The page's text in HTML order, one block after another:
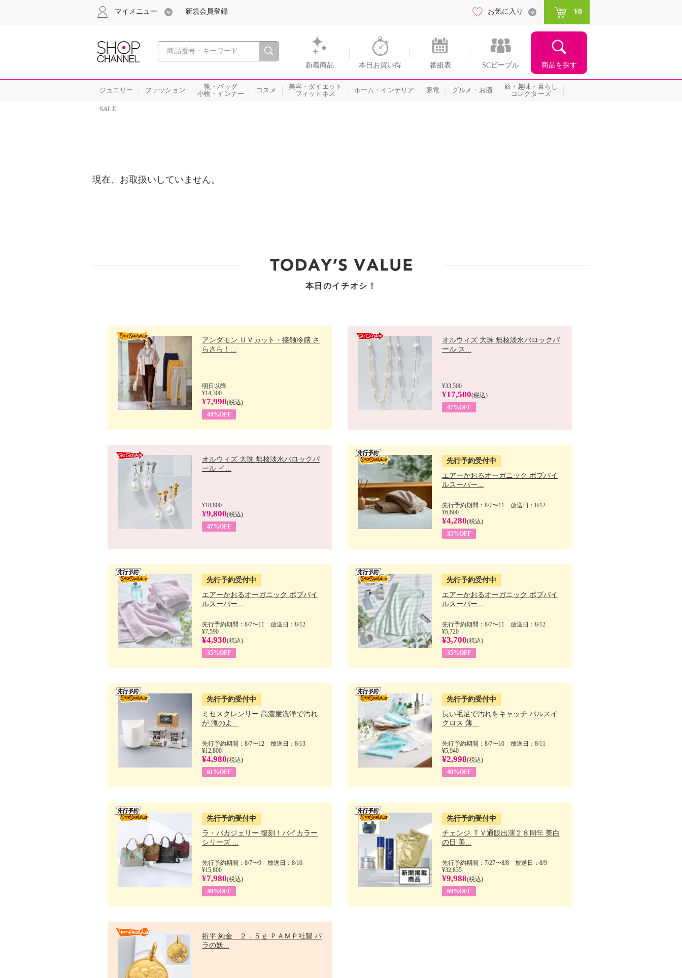
心おどる、瞬間を。通販・テレビショッピングのショップチャンネル
新着商品 本日お買い得 番組表 SCピープル 商品を探す
マイメニュー 新規会員登録 お気に入り ¥0
ジュエリー ファッション
靴・バッグ
小物・インナー
コスメ
美容・ダイエット
フィットネス
ホーム・インテリア 家電 グルメ・お酒
旅・趣味・暮らし
コレクターズ
SALE
現在、お取扱いしていません。
本日のイチオシ！
アンダモン ＵＶカット・接触冷感 さ
らさら！...
明日以降
¥14,300
¥7,990(税込)
44%OFF
オルウィズ 大珠 無核淡水バロックパ
ール ス...
¥33,500
¥17,500(税込)
47%OFF
オルウィズ 大珠 無核淡水バロックパ
ール イ...
¥18,800
¥9,800(税込)
47%OFF
先行予約受付中
エアーかおるオーガニック ボブパイ
ルスーパー...
先行予約期間：8/7〜11 放送日：8/12
¥6,600
¥4,280(税込)
35%OFF
先行予約受付中
エアーかおるオーガニック ボブパイ
ルスーパー...
先行予約期間：8/7〜11 放送日：8/12
¥7,590
¥4,930(税込)
35%OFF
先行予約受付中
エアーかおるオーガニック ボブパイ
ルスーパー...
先行予約期間：8/7〜11 放送日：8/12
¥5,720
¥3,700(税込)
35%OFF
先行予約受付中
ミセスクレンリー 高濃度洗浄で汚れ
が 滝のよ...
先行予約期間：8/7〜12 放送日：8/13
¥12,800
¥4,980(税込)
61%OFF
先行予約受付中
長い毛足で汚れをキャッチ パルスイ
クロス 薄...
先行予約期間：8/7〜10 放送日：8/11
¥5,940
¥2,998(税込)
49%OFF
先行予約受付中
ラ・バガジェリー 復刻！バイカラー
シリーズ ...
先行予約期間：8/7〜9 放送日：8/10
¥15,800
¥7,980(税込)
49%OFF
先行予約受付中
チェンジ ＴＶ通販出演２８周年 美白
の日 美...
先行予約期間：7/27〜8/8 放送日：8/9
¥32,835
¥9,988(税込)
69%OFF
祈平 純金 ２．５ｇ ＰＡＭＰ社製 バ
ラの妖...